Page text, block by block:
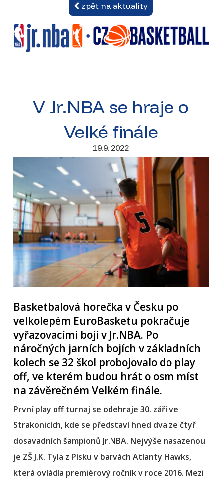
zpět na aktuality
V Jr.NBA se hraje o
Velké finále
19.9. 2022
Basketbalová horečka v Česku po
velkolepém EuroBasketu pokračuje
vyřazovacími boji v Jr.NBA. Po
náročných jarních bojích v základních
kolech se 32 škol probojovalo do play
off, ve kterém budou hrát o osm míst
na závěrečném Velkém finále.
První play off turnaj se odehraje 30. září ve
Strakonicích, kde se představí hned dva ze čtyř
dosavadních šampionů Jr.NBA. Nejvýše nasazenou
je ZŠ J.K. Tyla z Písku v barvách Atlanty Hawks,
která ovládla premiérový ročník v roce 2016. Mezi